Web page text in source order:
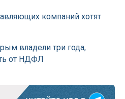
компаний хотят
владели три года,
от НДФЛ